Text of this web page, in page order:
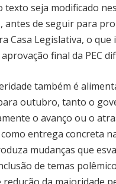
texto seja modificado
antes de seguir para
Casa Legislativa, o
final da PEC
também é
outubro, tanto o
o avanço ou o
entrega concreta
mudanças que
de temas